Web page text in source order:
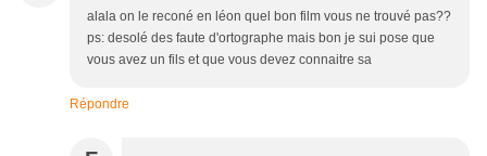
alala on le reconé en léon quel bon film vous ne trouvé pas??
ps: desolé des faute d'ortographe mais bon je sui pose que
vous avez un fils et que vous devez connaitre sa
Répondre